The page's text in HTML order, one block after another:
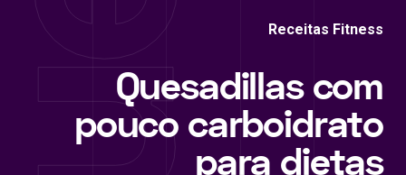
Receitas Fitness
Quesadillas com
pouco carboidrato
para dietas